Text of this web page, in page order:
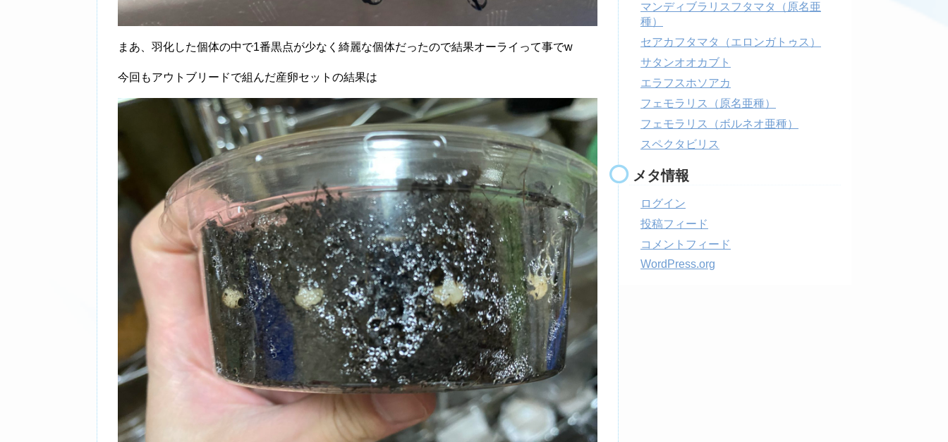
まあ、羽化した個体の中で1番黒点が少なく綺麗な個体だったので結果オーライって事でw
今回もアウトブリードで組んだ産卵セットの結果は
マンディブラリスフタマタ（原名亜
種）
セアカフタマタ（エロンガトゥス）
サタンオオカブト
エラフスホソアカ
フェモラリス（原名亜種）
フェモラリス（ボルネオ亜種）
スペクタビリス
メタ情報
ログイン
投稿フィード
コメントフィード
WordPress.org